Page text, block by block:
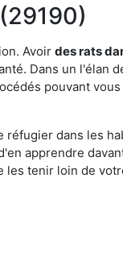
Avoir des rats
Dans un l'élan
pouvant
dans les
apprendre
les tenir loin de